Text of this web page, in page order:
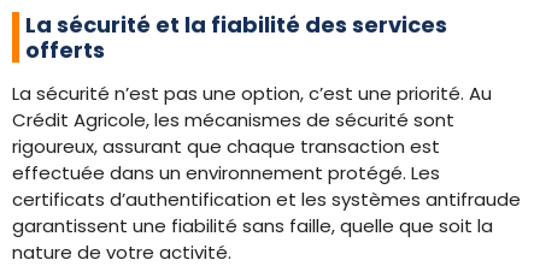
La sécurité et la fiabilité des services
offerts
La sécurité n’est pas une option, c’est une priorité. Au
Crédit Agricole, les mécanismes de sécurité sont
rigoureux, assurant que chaque transaction est
effectuée dans un environnement protégé. Les
certificats d’authentification et les systèmes antifraude
garantissent une fiabilité sans faille, quelle que soit la
nature de votre activité.